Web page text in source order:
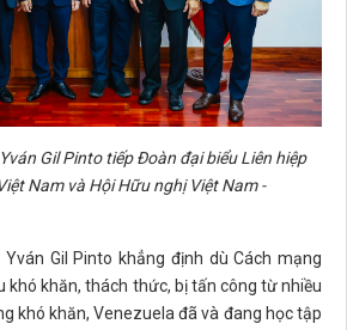
Gil Pinto tiếp Đoàn đại biểu Liên hiệp
Nam và Hội Hữu nghị Việt Nam -
Gil Pinto khẳng định dù Cách mạng
khó khăn, thách thức, bị tấn công từ nhiều
khó khăn, Venezuela đã và đang học tập